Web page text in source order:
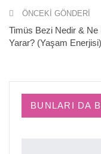
ÖNCEKI GÖNDERI
Timüs Bezi Nedir & Ne
Yarar? (Yaşam Enerjisi)
BUNLARI DA